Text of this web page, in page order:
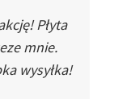
Płyta
mnie.
wysyłka!